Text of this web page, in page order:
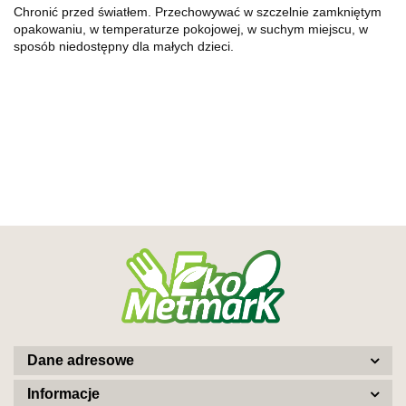
Chronić przed światłem. Przechowywać w szczelnie zamkniętym
opakowaniu, w temperaturze pokojowej, w suchym miejscu, w
sposób niedostępny dla małych dzieci.
Dane adresowe
Informacje